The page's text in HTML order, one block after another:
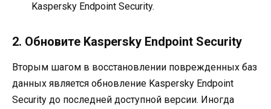
Kaspersky Endpoint Security.
2. Обновите Kaspersky Endpoint Security
Вторым шагом в восстановлении поврежденных баз
данных является обновление Kaspersky Endpoint
Security до последней доступной версии. Иногда